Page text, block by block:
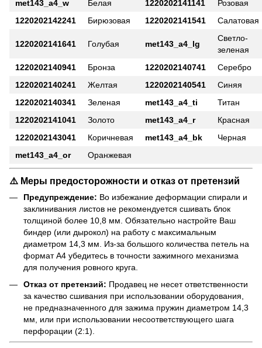
met143_a4_w Белая 1220202141141
Розовая
1220202142241
Бирюзовая 1220202141541 Салатовая
1220202141641 Голубая met143_a4_lg
Светло-
зеленая
1220202140941
Бронза 1220202140741
Серебро
1220202140241
Желтая 1220202140541
Синяя
1220202140341
Зеленая met143_a4_ti
Титан
1220202141041
Золото met143_a4_r
Красная
1220202143041
Коричневая met143_a4_bk
Черная
met143_a4_or
Оранжевая
⚠️ Меры предосторожности и отказ от претензий
Предупреждение: Во избежание деформации спирали и
заклинивания листов не рекомендуется сшивать блок
толщиной более 10,8 мм. Обязательно настройте Ваш
биндер (или дырокол) на работу с максимальным
диаметром 14,3 мм. Из-за большого количества петель на
формат А4 убедитесь в точности зажимного механизма
для получения ровного круга.
Отказ от претензий: Продавец не несет ответственности
за качество сшивания при использовании оборудования,
не предназначенного для зажима пружин диаметром 14,3
мм, или при использовании несоответствующего шага
перфорации (2:1).